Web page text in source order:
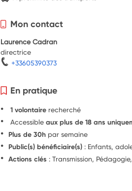
Mon contact
Laurence Cadran
directrice
+33605390373
En pratique
1 volontaire recherché
Accessibleaux plus de 18 ans
Plus de 30h par semaine
Public(s) bénéficiaire(s) : Enfants,
Actions clés : Transmission,